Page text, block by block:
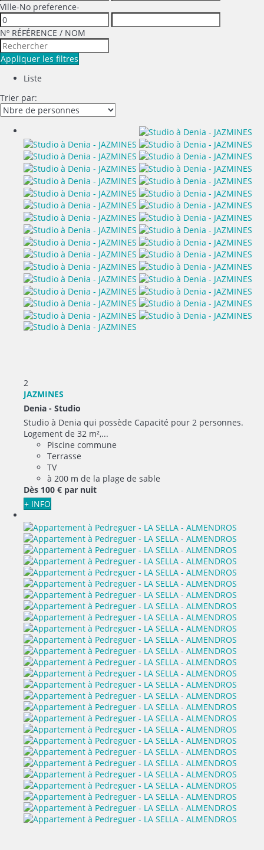
Ville-No preference-
Nº RÉFÉRENCE / NOM
Appliquer les filtres
Liste
Trier par:
2
JAZMINES
Denia - Studio
Studio à Denia qui possède Capacité pour 2 personnes.
Logement de 32 m²,...
Piscine commune
Terrasse
TV
à 200 m de la plage de sable
Dès 100 € par nuit
+ INFO